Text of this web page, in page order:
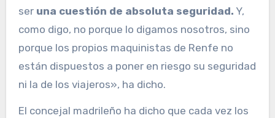
ser una cuestión de absoluta seguridad. Y,
como digo, no porque lo digamos nosotros, sino
porque los propios maquinistas de Renfe no
están dispuestos a poner en riesgo su seguridad
ni la de los viajeros», ha dicho.
El concejal madrileño ha dicho que cada vez los